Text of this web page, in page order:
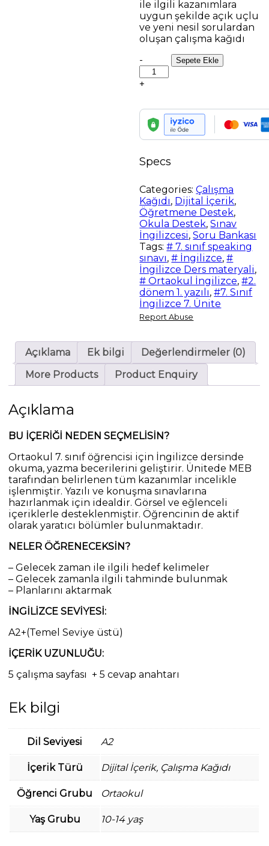
ile ilgili kazanımlara
uygun şekilde açık uçlu
ve yeni nesil sorulardan
oluşan çalışma kağıdı
7.
Sınıf
7.Ünite
Kağıdı
quantity
-
+
Sepete Ekle
Specs
Categories: Çalışma
Kağıdı, Dijital İçerik,
Öğretmene Destek,
Okula Destek,Sınav
İngilizcesi,Soru Bankası
Tags: # 7. sınıf speaking
sınavı,# İngilizce,#
İngilizce Ders materyali,
# Ortaokul İngilizce,#2.
dönem 1. yazılı,#7. Sınıf
İngilizce 7. Ünite
Report Abuse
Açıklama Ek bilgi
Değerlendirmeler (0)
More Products
Product Enquiry
Açıklama
BU İÇERİĞİ NEDEN SEÇMELİSİN?
Ortaokul 7. sınıf öğrencisi için İngilizce dersinde
okuma, yazma becerilerini geliştirir. Ünitede MEB
tarafından belirlenen tüm kazanımlar incelikle
işlenmiştir. Yazılı ve konuşma sınavlarına
hazırlanmak için idealdir. Görsel ve eğlenceli
içeriklerle desteklenmiştir. Öğrencinin de aktif
olarak yaratıcı bölümler bulunmaktadır.
NELER ÖĞRENECEKSİN?
– Gelecek zaman ile ilgili hedef kelimeler
– Gelecek zamanla ilgili tahminde bulunmak
– Planlarını aktarmak
İNGİLİZCE SEVİYESİ:
A2+(Temel Seviye üstü)
İÇERİK UZUNLUĞU:
5 çalışma sayfası + 5 cevap anahtarı
Ek bilgi
Dil Seviyesi A2
İçerik Türü Dijital İçerik, Çalışma Kağıdı
Öğrenci Grubu Ortaokul
Yaş Grubu 10-14 yaş